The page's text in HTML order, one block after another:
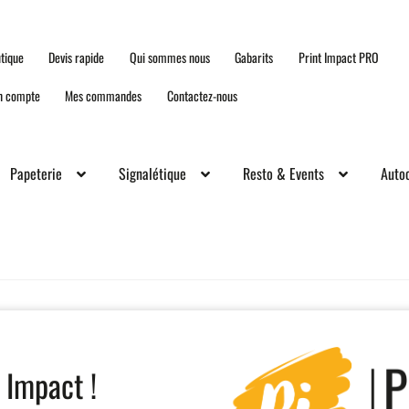
Devis rapide Qui sommes nous Gabarits
Print Impact PRO
compte
Mes commandes Contactez-nous
Papeterie Signalétique Resto & Events
!